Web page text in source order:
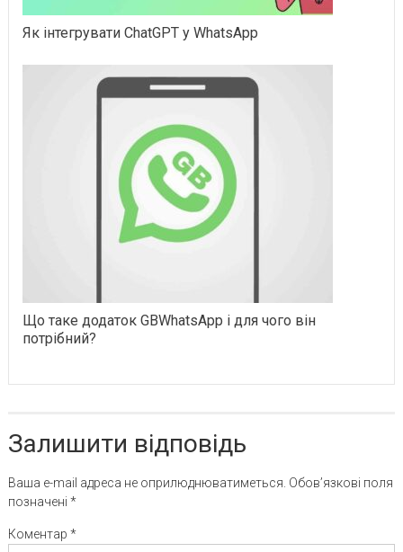
Як інтегрувати ChatGPT у WhatsApp
Що таке додаток GBWhatsApp і для чого він
потрібний?
Залишити відповідь
Ваша e-mail адреса не оприлюднюватиметься. Обов’язкові поля
позначені *
Коментар *